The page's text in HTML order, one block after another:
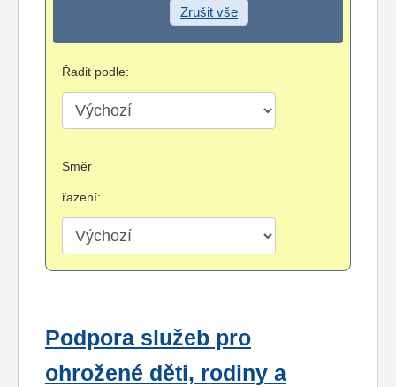
Zrušit vše
Řadit podle:
Směr
řazení:
Podpora služeb pro
ohrožené děti, rodiny a